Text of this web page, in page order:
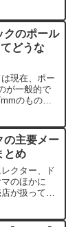
ありませ
クのポール
どうな
現在、ポー
が一般的で
のものも
です。ただ
の主要メー
とめ
クター、ド
のほかに
が扱ってい